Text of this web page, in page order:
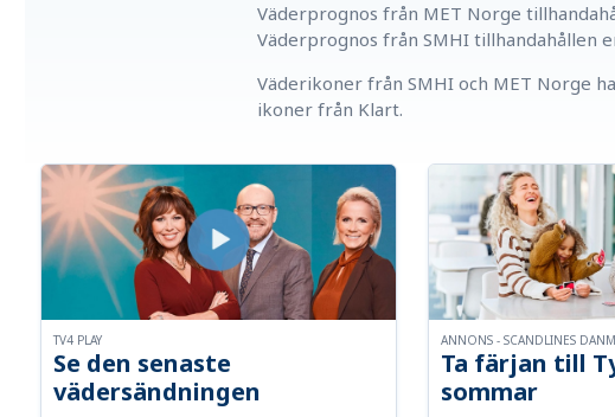
Väderprognos från MET Norge
Väderprognos från SMHI tillhandahållen
Väderikoner från SMHI och MET Norge
ikoner från Klart.
Se den senaste
vädersändningen
TV4 PLAY
Ta färjan till
sommar
ANNONS - SCANDLINES